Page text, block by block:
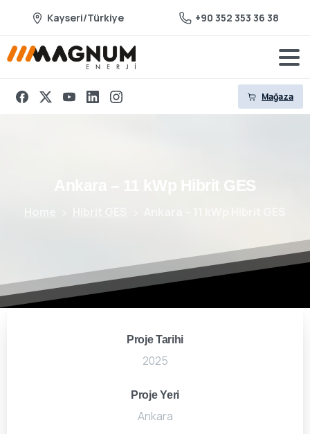
Kayseri/Türkiye +90 352 353 36 38
Mağaza
GES
Proje Tarihi
2025
Proje Yeri
Ankara